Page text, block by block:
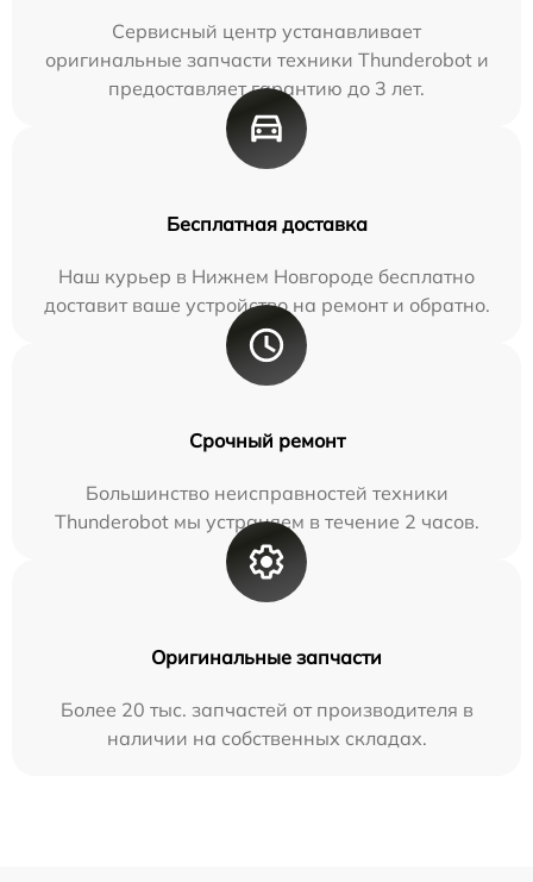
Сервисный центр устанавливает
оригинальные запчасти техники Thunderobot и
предоставляет гарантию до 3 лет.
Бесплатная доставка
Наш курьер в Нижнем Новгороде бесплатно
доставит ваше устройство на ремонт и обратно.
Срочный ремонт
Большинство неисправностей техники
Thunderobot мы устраняем в течение 2 часов.
Оригинальные запчасти
Более 20 тыс. запчастей от производителя в
наличии на собственных складах.